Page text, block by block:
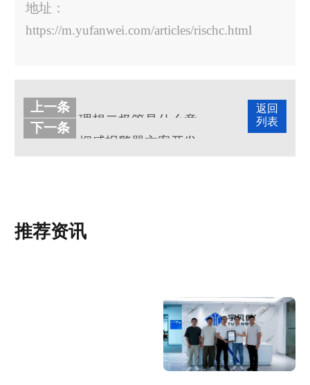
地址：
https://m.yufanwei.com/articles/rischc.html
返回
列表
上一条
下一条
推荐资讯